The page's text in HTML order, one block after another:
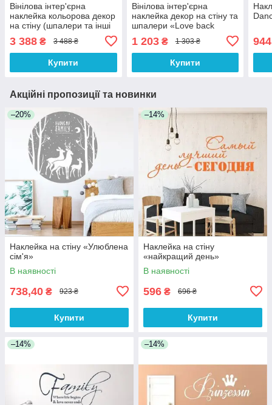
Вінілова інтер'єрна
наклейка кольорова декор
на стіну (шпалери та інші
матеріали) "I Love You To
The Moon And Back" з
оракалу
3 388 ₴ 3 488 ₴
Купити
Вінілова інтер'єрна
наклейка декор на стіну та
шпалери «Love back
1 203₴ 1 303 ₴
Купити
944
Акційні пропозиції та новинки
–20%
Наклейка на стіну «Улюблена
сім'я»
В наявності
738,40 ₴ 923 ₴
Купити
–14%
Наклейка на стіну
«найкращий день»
В наявності
596 ₴ 696 ₴
Купити
–14% –14%